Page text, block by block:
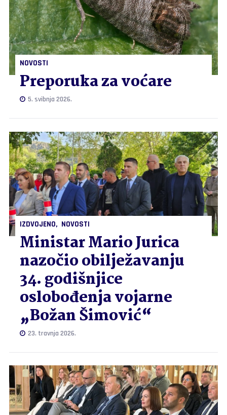
NOVOSTI
Preporuka za voćare
5. svibnja 2026.
IZDVOJENO NOVOSTI
Ministar Mario Jurica
nazočio obilježavanju
34. godišnjice
oslobođenja vojarne
„Božan Šimović“
23. travnja 2026.